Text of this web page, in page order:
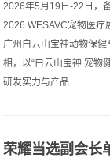
2026年5月19日-22日，
2026 WESAVC宠物医疗
广州白云山宝神动物保
相，以“白云山宝神 宠物
研发实力与产品...
荣耀当选副会长